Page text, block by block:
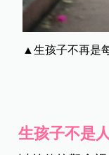
▲生孩子不再是
生孩子不是